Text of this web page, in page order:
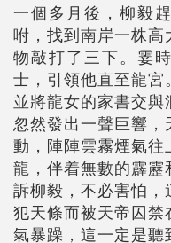
一個多月後，柳毅
咐，找到南岸一株
物敲打了三下。霎
士，引領他直至龍宮
並將龍女的家書交與
忽然發出一聲巨響
動，陣陣雲霧煙氣
龍，伴着無數的霹
訴柳毅，不必害怕
犯天條而被天帝囚
氣暴躁，這一定是聽